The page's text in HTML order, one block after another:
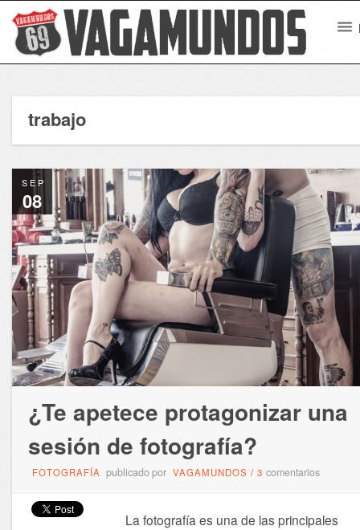
trabajo
SEP
08
¿Te apetece protagonizar una
sesión de fotografía?
FOTOGRAFÍA publicado por VAGAMUNDOS / 3 comentarios
La fotografía es una de las principales